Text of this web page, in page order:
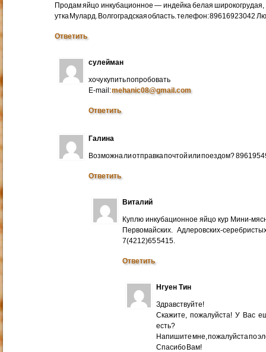
Продам яйцо инкубационное — индейка белая
утка Мулард. Волгоградская область. телефон: 89616923042
Ответить
сулейман
хочу купить попробовать
E-mail:mehanic08@gmail.com
Ответить
Галина
Возможна ли отправка почтой или поездом?
Ответить
Виталий
Куплю инкубационное яйцо кур Мини-
Первомайских. Адлеровских-
7(4212)65 5415.
Ответить
Нгуен Тин
Здравствуйте!
Скажите, пожалуйста! У Вас
есть?
Напишите мне, пожалуйста по
Cпасибо Вам!